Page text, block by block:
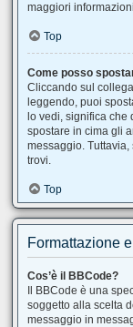
maggiori
Top
Come posso
Cliccando sul
leggendo, puoi
lo vedi, significa
spostare in cima gli
messaggio.
trovi.
Top
Formattazione
Cos’è il BBCode?
Il BBCode è una
soggetto alla scelta
messaggio in